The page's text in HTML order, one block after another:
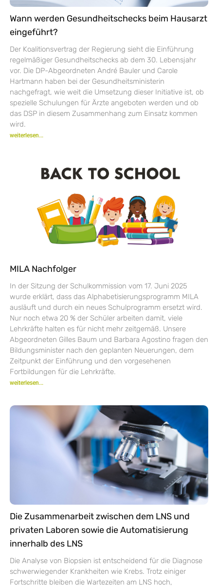
Wann werden Gesundheitschecks beim Hausarzt
eingeführt?
Der Koalitionsvertrag der Regierung sieht die Einführung
regelmäßiger Gesundheitschecks ab dem 30. Lebensjahr
vor. Die DP-Abgeordneten André Bauler und Carole
Hartmann haben bei der Gesundheitsministerin
nachgefragt, wie weit die Umsetzung dieser Initiative ist, ob
spezielle Schulungen für Ärzte angeboten werden und ob
das DSP in diesem Zusammenhang zum Einsatz kommen
wird.
weiterlesen...
MILA Nachfolger
In der Sitzung der Schulkommission vom 17. Juni 2025
wurde erklärt, dass das Alphabetisierungsprogramm MILA
ausläuft und durch ein neues Schulprogramm ersetzt wird.
Nur noch etwa 20 % der Schüler arbeiten damit, viele
Lehrkräfte halten es für nicht mehr zeitgemäß. Unsere
Abgeordneten Gilles Baum und Barbara Agostino fragen den
Bildungsminister nach den geplanten Neuerungen, dem
Zeitpunkt der Einführung und den vorgesehenen
Fortbildungen für die Lehrkräfte.
weiterlesen...
Die Zusammenarbeit zwischen dem LNS und
privaten Laboren sowie die Automatisierung
innerhalb des LNS
Die Analyse von Biopsien ist entscheidend für die Diagnose
schwerwiegender Krankheiten wie Krebs. Trotz einiger
Fortschritte bleiben die Wartezeiten am LNS hoch,